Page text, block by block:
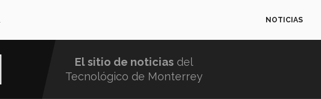
NOTICIAS
El sitio de noticias del
Tecnológico de Monterrey